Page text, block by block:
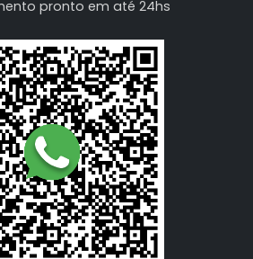
pronto em até 24hs